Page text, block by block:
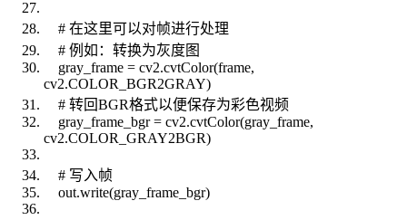
# 在这里可以对帧进行处理
# 例如：转换为灰度图
gray_frame = cv2.cvtColor(frame,
cv2.COLOR_BGR2GRAY)
# 转回BGR格式以便保存为彩色视频
gray_frame_bgr = cv2.cvtColor(gray_frame,
cv2.COLOR_GRAY2BGR)
# 写入帧
out.write(gray_frame_bgr)